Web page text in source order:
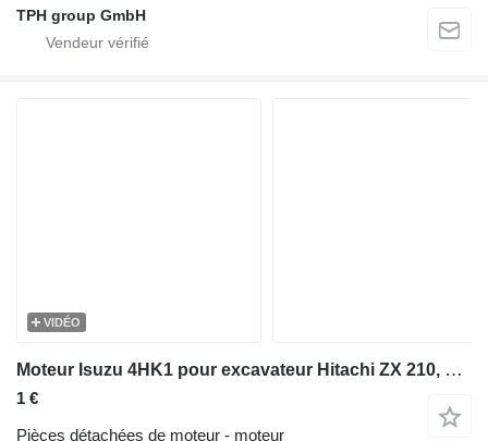
TPH group GmbH
VIDÉO
Moteur Isuzu 4HK1 pour excavateur Hitachi ZX 210, ZX 240, ZX 250
1 €
Pièces détachées de moteur - moteur